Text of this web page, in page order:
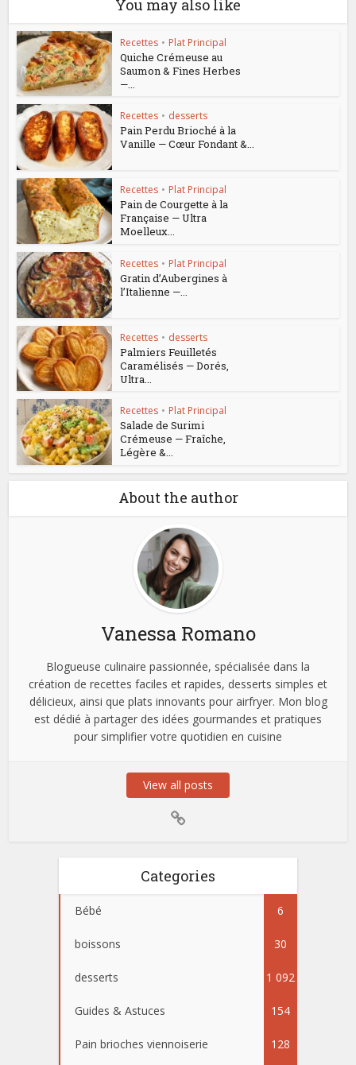
You may also like
Recettes • Plat Principal
Quiche Crémeuse au
Saumon & Fines Herbes
—...
Recettes • desserts
Pain Perdu Brioché à la
Vanille — Cœur Fondant &...
Recettes • Plat Principal
Pain de Courgette à la
Française — Ultra
Moelleux...
Recettes • Plat Principal
Gratin d’Aubergines à
l’Italienne —...
Recettes • desserts
Palmiers Feuilletés
Caramélisés — Dorés,
Ultra...
Recettes • Plat Principal
Salade de Surimi
Crémeuse — Fraîche,
Légère &...
About the author
Vanessa Romano
Blogueuse culinaire passionnée, spécialisée dans la
création de recettes faciles et rapides, desserts simples et
délicieux, ainsi que plats innovants pour airfryer. Mon blog
est dédié à partager des idées gourmandes et pratiques
pour simplifier votre quotidien en cuisine
View all posts
Categories
Bébé 6
boissons 30
desserts 1 092
Guides & Astuces 154
Pain brioches viennoiserie 128